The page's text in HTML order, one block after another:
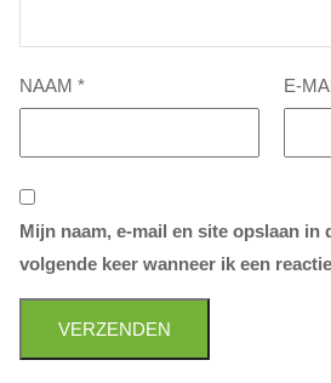
NAAM * E-
Mijn naam, e-mail en site opslaan in
volgende keer wanneer ik een